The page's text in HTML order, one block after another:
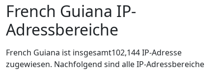
French Guiana IP-
Adressbereiche
French Guiana ist insgesamt102,144 IP-Adresse
zugewiesen. Nachfolgend sind alle IP-Adressbereiche